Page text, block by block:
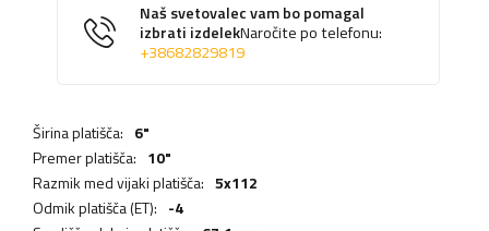
Naš svetovalec vam bo pomagal
izbrati izdelekNaročite po telefonu:
+38682829819
Širina platišča: 6"
Premer platišča: 10"
Razmik med vijaki platišča: 5x112
Odmik platišča (ET): -4